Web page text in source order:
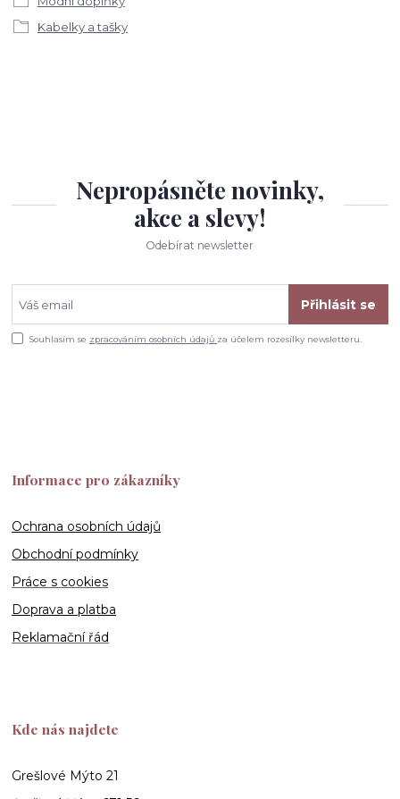
Kabelky a tašky
Nepropásněte novinky,
akce a slevy!
Odebírat newsletter
Přihlásit se
Souhlasím se zpracováním osobních údajů za účelem rozesílky newsletteru.
Informace pro zákazníky
Ochrana osobních údajů
Obchodní podmínky
Práce s cookies
Doprava a platba
Reklamační řád
Kde nás najdete
Grešlové Mýto 21